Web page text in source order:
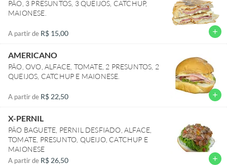
PÃO, 3 PRESUNTOS, 3 QUEIJOS, CATCHUP,
MAIONESE.
A partir de R$ 15,00 add
AMERICANO
PÃO, OVO, ALFACE, TOMATE, 2 PRESUNTOS, 2
QUEIJOS, CATCHUP E MAIONESE.
A partir de R$ 22,50 add
X-PERNIL
PÃO BAGUETE, PERNIL DESFIADO, ALFACE,
TOMATE, PRESUNTO, QUEIJO, CATCHUP E
MAIONESE
A partir de R$ 26,50 add